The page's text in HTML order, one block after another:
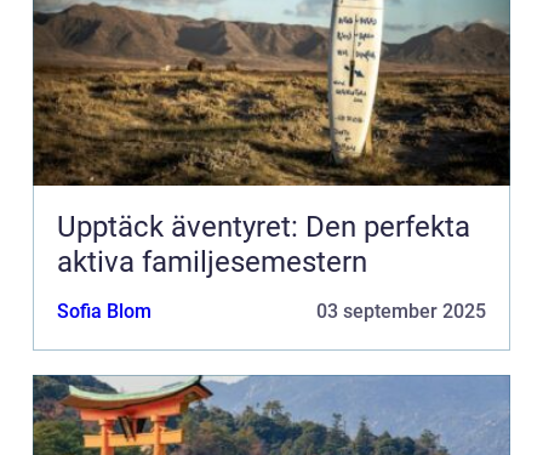
Upptäck äventyret: Den perfekta
aktiva familjesemestern
Sofia Blom 03 september 2025